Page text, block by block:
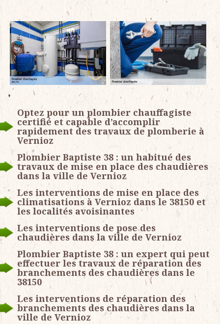
Optez pour un plombier chauffagiste
certifié et capable d’accomplir
rapidement des travaux de plomberie à
Vernioz
Plombier Baptiste 38 : un habitué des
travaux de mise en place des chaudières
dans la ville de Vernioz
Les interventions de mise en place des
climatisations à Vernioz dans le 38150 et
les localités avoisinantes
Les interventions de pose des
chaudières dans la ville de Vernioz
Plombier Baptiste 38 : un expert qui peut
effectuer les travaux de réparation des
branchements des chaudières dans le
38150
Les interventions de réparation des
branchements des chaudières dans la
ville de Vernioz